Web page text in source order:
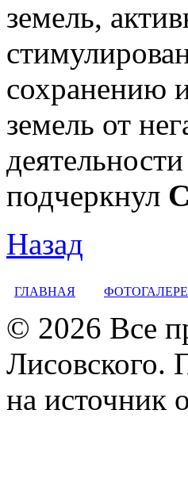
земель,
сохранению
земель от
подчеркнул
Назад
ГЛАВНАЯ
© 2026 Все
Лисовского.
на источник